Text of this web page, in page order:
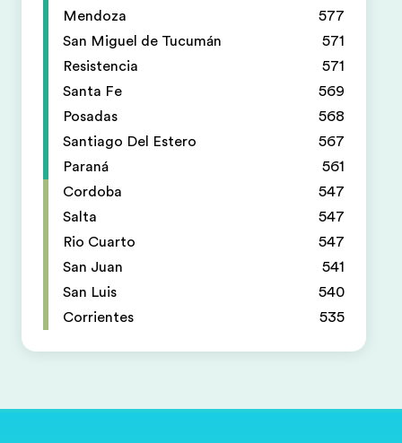
Mendoza
577
San Miguel de Tucumán
571
Resistencia
571
Santa Fe
569
Posadas
568
Santiago Del Estero
567
Paraná
561
Cordoba
547
Salta
547
Rio Cuarto
547
San Juan
541
San Luis
540
Corrientes
535